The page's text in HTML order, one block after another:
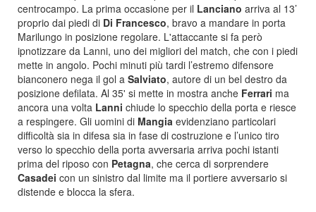
centrocampo. La prima occasione per il Lanciano arriva al 13’
proprio dai piedi di Di Francesco, bravo a mandare in porta
Marilungo in posizione regolare. L'attaccante si fa però
ipnotizzare da Lanni, uno dei migliori del match, che con i piedi
mette in angolo. Pochi minuti più tardi l’estremo difensore
bianconero nega il gol a Salviato, autore di un bel destro da
posizione defilata. Al 35' si mette in mostra anche Ferrari ma
ancora una volta Lanni chiude lo specchio della porta e riesce
a respingere. Gli uomini di Mangia evidenziano particolari
difficoltà sia in difesa sia in fase di costruzione e l’unico tiro
verso lo specchio della porta avversaria arriva pochi istanti
prima del riposo con Petagna, che cerca di sorprendere
Casadei con un sinistro dal limite ma il portiere avversario si
distende e blocca la sfera.